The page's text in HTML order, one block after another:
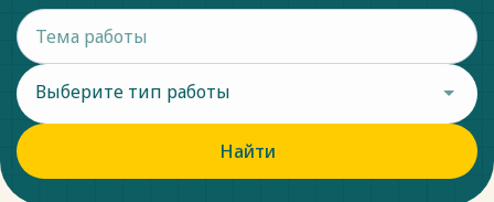
Выберите тип работы
Найти